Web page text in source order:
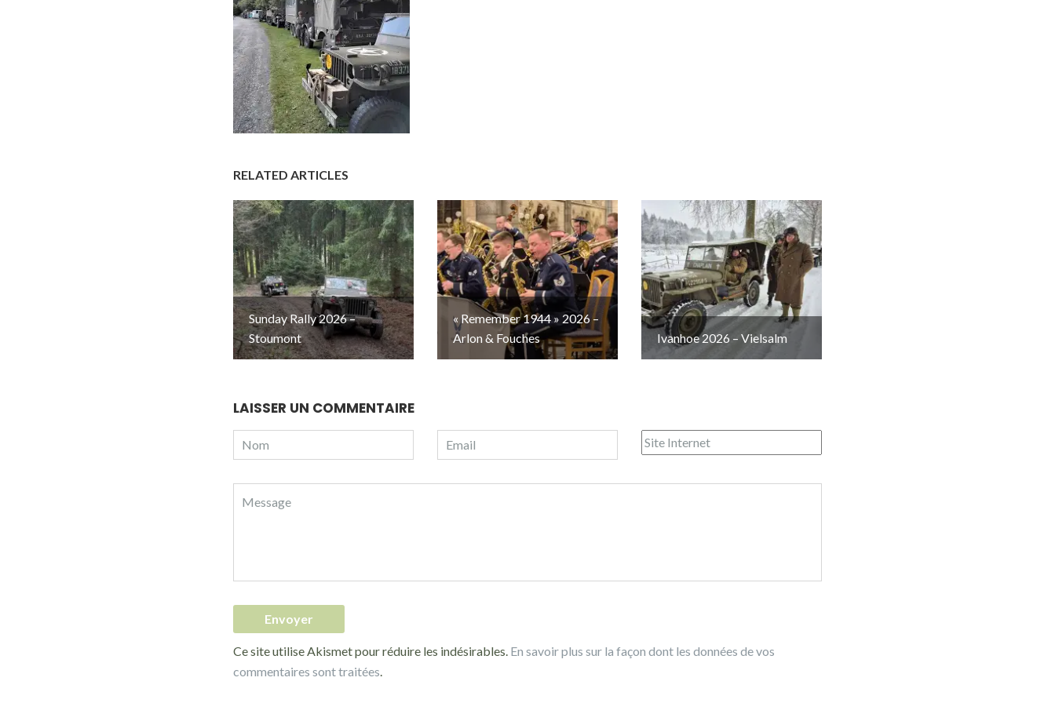
RELATED ARTICLES
Sunday Rally 2026 –
Stoumont
« Remember 1944 » 2026 –
Arlon & Fouches
Ivanhoe 2026 – Vielsalm
LAISSER UN COMMENTAIRE
Ce site utilise Akismet pour réduire les indésirables. En savoir plus sur la façon dont les données de vos
commentaires sont traitées.